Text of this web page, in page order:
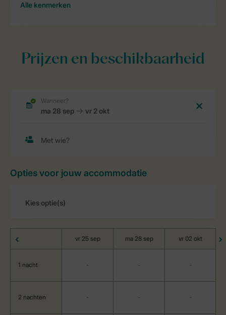
Alle kenmerken
Prijzen en beschikbaarheid
Opties voor jouw accommodatie
vr 25 sep ma 28 sep vr 02 okt
1 nacht - - -
2 nachten - - -